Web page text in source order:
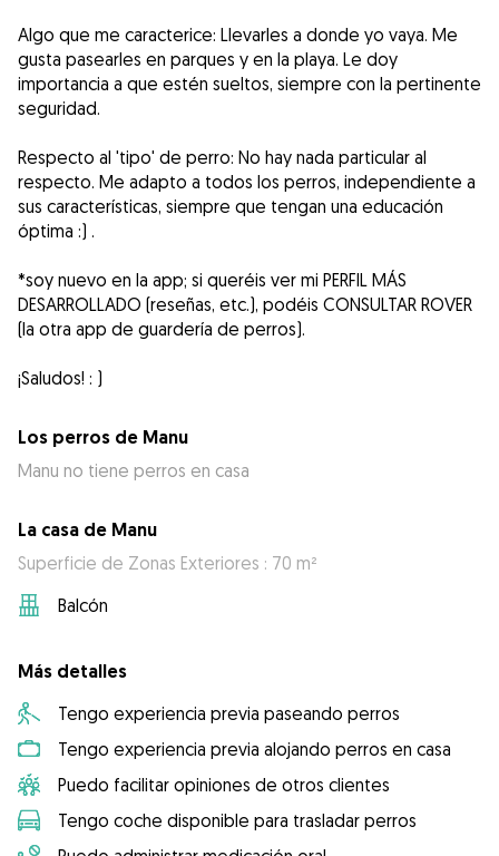
Algo que me caracterice: Llevarles a donde yo vaya. Me
gusta pasearles en parques y en la playa. Le doy
importancia a que estén sueltos, siempre con la pertinente
seguridad.
Respecto al 'tipo' de perro: No hay nada particular al
respecto. Me adapto a todos los perros, independiente a
sus características, siempre que tengan una educación
óptima :) .
*soy nuevo en la app; si queréis ver mi PERFIL MÁS
DESARROLLADO (reseñas, etc.), podéis CONSULTAR ROVER
(la otra app de guardería de perros).
Los perros de Manu
Manu no tiene perros en casa
La casa de Manu
Superficie de Zonas Exteriores : 70 m²
Balcón
Más detalles
Tengo experiencia previa paseando perros
Tengo experiencia previa alojando perros en casa
Puedo facilitar opiniones de otros clientes
Tengo coche disponible para trasladar perros